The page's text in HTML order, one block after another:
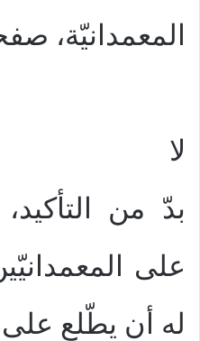
المعمدانيّة، صفحة
لا
بدّ من
على
له أن يطّلع على